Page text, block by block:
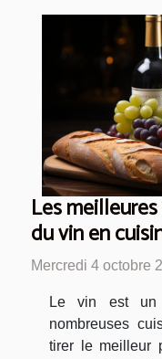
Les
du vin en
Mercredi 4 octobre
Le vin est un
nombreuses
tirer le meilleur